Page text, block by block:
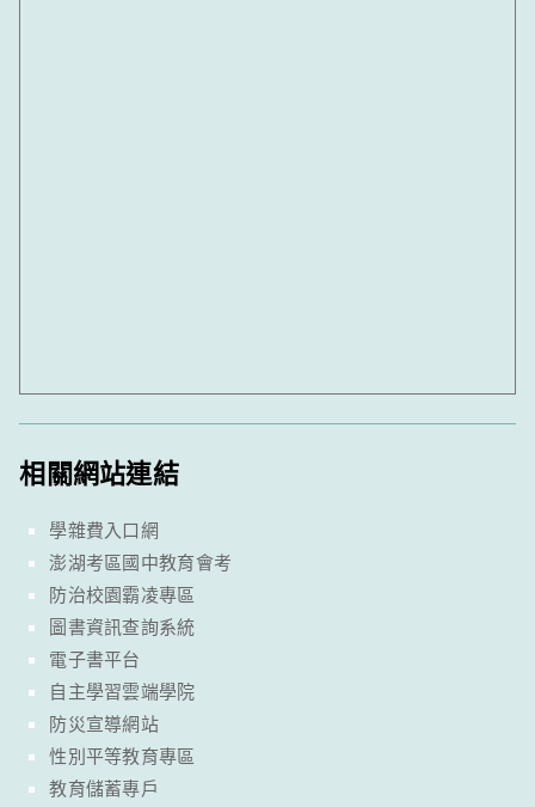
相關網站連結
學雜費入口網
澎湖考區國中教育會考
防治校園霸凌專區
圖書資訊查詢系統
電子書平台
自主學習雲端學院
防災宣導網站
性別平等教育專區
教育儲蓄專戶